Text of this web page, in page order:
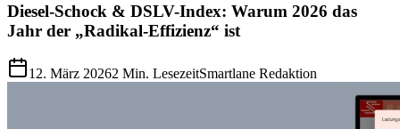
Diesel-Schock & DSLV-Index: Warum 2026 das
Jahr der „Radikal-Effizienz“ ist
12. März 20262 Min. LesezeitSmartlane Redaktion